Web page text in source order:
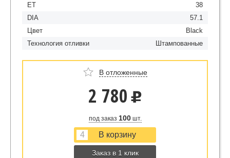
ET
38
DIA
57.1
Цвет
Black
Технология отливки
Штампованные
В отложенные
2 780 u
под заказ 100шт.
Заказ в 1 клик